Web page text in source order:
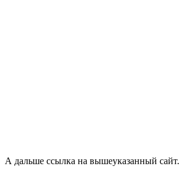
А дальше ссылка на вышеуказанный сайт.